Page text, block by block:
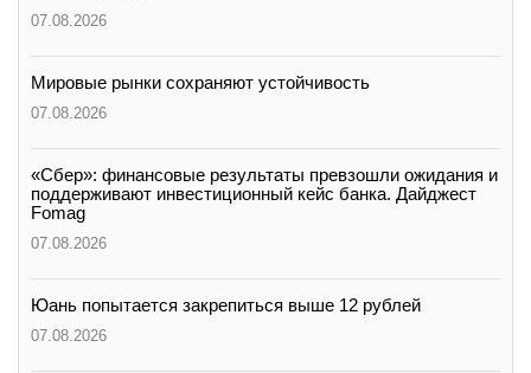
07.08.2026
Мировые рынки сохраняют устойчивость
07.08.2026
«Сбер»: финансовые результаты превзошли ожидания и
поддерживают инвестиционный кейс банка. Дайджест
Fomag
07.08.2026
Юань попытается закрепиться выше 12 рублей
07.08.2026